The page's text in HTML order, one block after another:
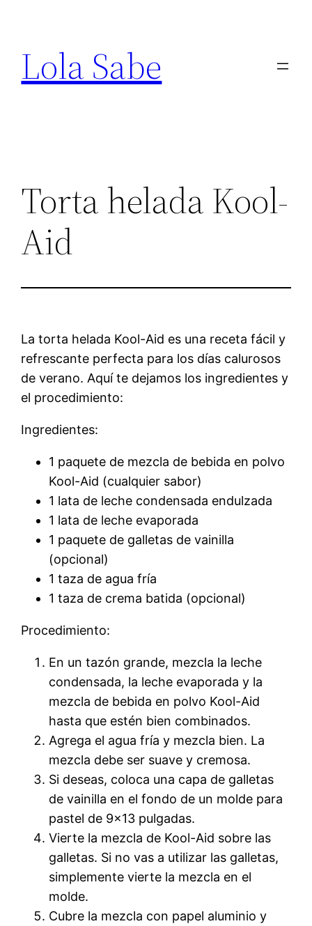
contenido
Lola Sabe
Torta helada Kool-
Aid
La torta helada Kool-Aid es una receta fácil y
refrescante perfecta para los días calurosos
de verano. Aquí te dejamos los ingredientes y
el procedimiento:
Ingredientes:
1 paquete de mezcla de bebida en polvo
Kool-Aid (cualquier sabor)
1 lata de leche condensada endulzada
1 lata de leche evaporada
1 paquete de galletas de vainilla
(opcional)
1 taza de agua fría
1 taza de crema batida (opcional)
Procedimiento:
En un tazón grande, mezcla la leche
condensada, la leche evaporada y la
mezcla de bebida en polvo Kool-Aid
hasta que estén bien combinados.
Agrega el agua fría y mezcla bien. La
mezcla debe ser suave y cremosa.
Si deseas, coloca una capa de galletas
de vainilla en el fondo de un molde para
pastel de 9×13 pulgadas.
Vierte la mezcla de Kool-Aid sobre las
galletas. Si no vas a utilizar las galletas,
simplemente vierte la mezcla en el
molde.
Cubre la mezcla con papel aluminio y